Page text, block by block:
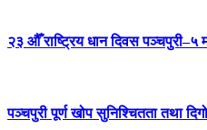
२३ औँ राष्ट्रिय धान दिवस पञ्चपुरी–५
पञ्चपुरी पूर्ण खोप सुनिश्चितता तथा